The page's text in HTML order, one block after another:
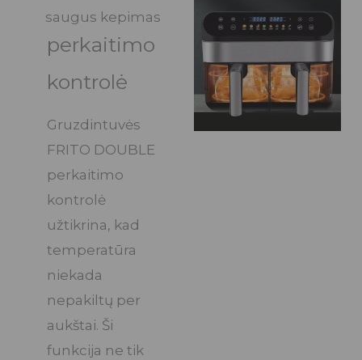
saugus kepimas
perkaitimo
kontrolė
Gruzdintuvės
FRITO DOUBLE
perkaitimo
kontrolė
užtikrina, kad
temperatūra
niekada
nepakiltų per
aukštai. Ši
funkcija ne tik